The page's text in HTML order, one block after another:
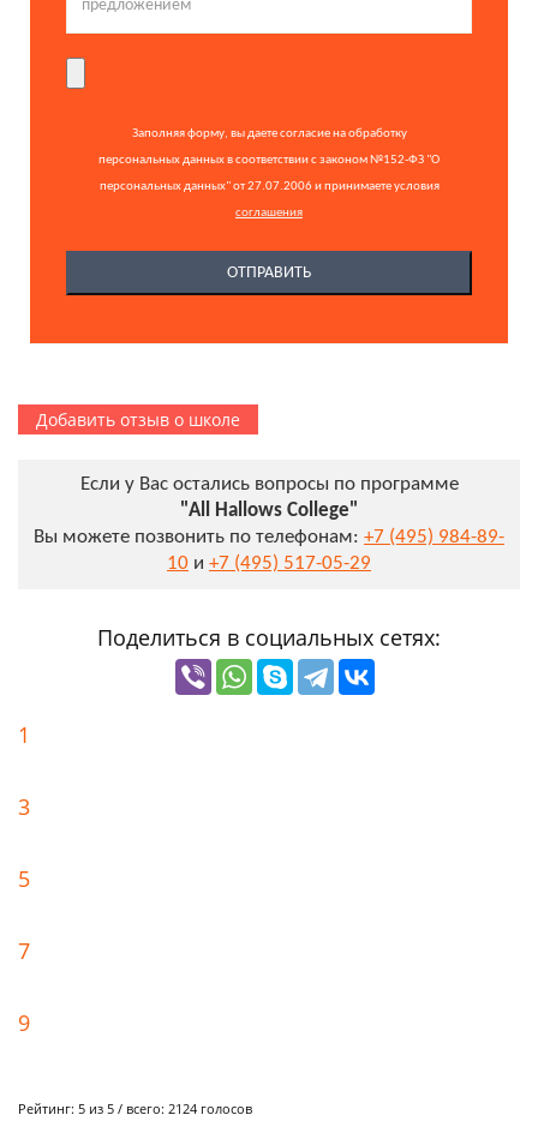
Заполняя форму, вы даете согласие на обработку
персональных данных в соответствии с законом №152-ФЗ "О
персональных данных" от 27.07.2006 и принимаете условия
соглашения
Добавить отзыв о школе
Если у Вас остались вопросы по программе
"All Hallows College"
Вы можете позвонить по телефонам: +7 (495) 984-89-
10 и +7 (495) 517-05-29
Поделиться в социальных сетях:
1
3
5
7
9
Рейтинг: 5 из 5 / всего: 2124 голосов